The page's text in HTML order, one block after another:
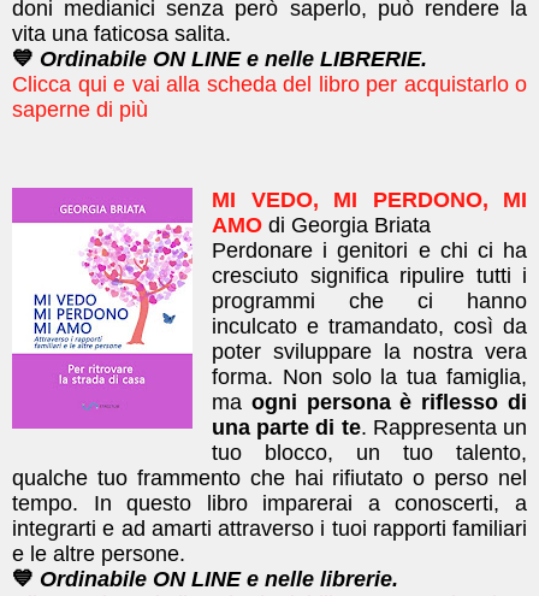
doni medianici senza però saperlo, può rendere la
vita una faticosa salita.
💙 Ordinabile ON LINE e nelle LIBRERIE.
Clicca qui e vai alla scheda del libro per acquistarlo o
saperne di più
MI VEDO, MI PERDONO, MI
AMO di Georgia Briata
Perdonare i genitori e chi ci ha
cresciuto significa ripulire tutti i
programmi che ci hanno
inculcato e tramandato, così da
poter sviluppare la nostra vera
forma. Non solo la tuafamiglia,
ma ogni persona è riflesso di
una parte di te. Rappresenta un
tuo blocco, un tuo talento,
qualche tuo frammento che hai rifiutato o perso nel
tempo.
In questo libro imparerai a conoscerti, a
integrarti e ad amarti attraverso i tuoi rapporti familiari
e le altre persone.
💙 Ordinabile ON LINE e nelle librerie.